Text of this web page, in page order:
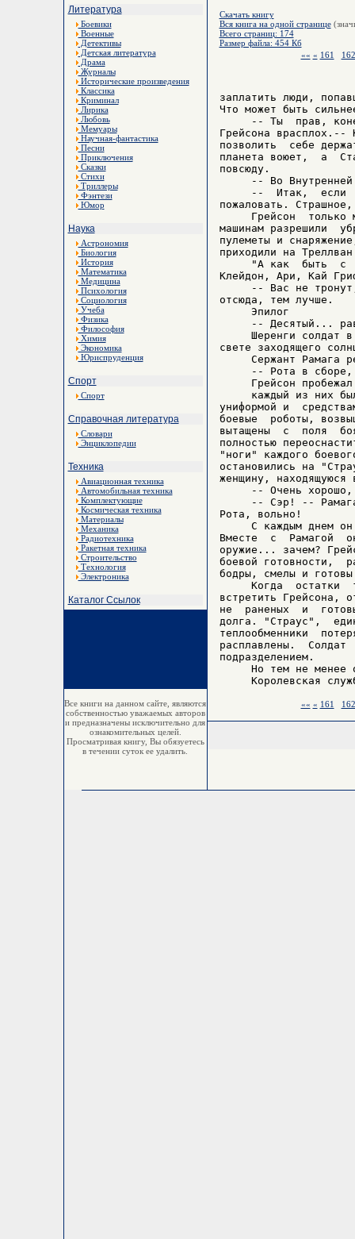
Литература
Боевики
Военные
Детективы
Детская литература
Драма
Журналы
Исторические произведения
Классика
Криминал
Лирика
Любовь
Мемуары
Научная-фантастика
Песни
Приключения
Сказки
Стихи
Триллеры
Фэнтези
Юмор
Наука
Астрономия
Биология
История
Математика
Медицина
Психология
Социология
Учеба
Физика
Философия
Химия
Экономика
Юриспруденция
Спорт
Спорт
Справочная литература
Словари
Энциклопедии
Техника
Авиационная техника
Автомобильная техника
Комплектующие
Космическая техника
Материалы
Механика
Радиотехника
Ракетная техника
Строительство
Технология
Электроника
Каталог Ссылок
Все книги на данном сайте, являются
собственностью уважаемых авторов
и предназначены исключительно для
ознакомительных целей.
Просматривая книгу, Вы обязуетесь
в течении суток ее удалить.
Скачать книгу
Вся книга на одной странице
Всего страниц: 174
Размер файла: 454 Кб
«« « 161 162
заплатить люди,
Что может быть
-- Ты  прав,
Грейсона
позволить  себе
планета воюет,  а
повсюду.
-- Во
--  Итак,  если
пожаловать.
Грейсон  только
машинам разрешили
пулеметы и
приходили на
"А как  быть  с
Клейдон, Ари, Кай
-- Вас не
отсюда, тем лучше.
     Эпилог
-- Десятый...
Шеренги солдат
свете заходящего
Сержант Рамага
-- Рота в сборе,
Грейсон
каждый из них
униформой и
боевые  роботы,
вытащены  с  поля
полностью
"ноги" каждого
остановились на
женщину, находящуюся
-- Очень
-- Сэр! --
Рота, вольно!
С каждым днем
Вместе  с  Рамагой
оружие... зачем?
боевой готовности,
бодры, смелы и
Когда  остатки
встретить Грейсона,
не  раненых  и
долга. "Страус",
теплообменники
расплавлены.
подразделением.
Но тем не менее
«« « 161 162